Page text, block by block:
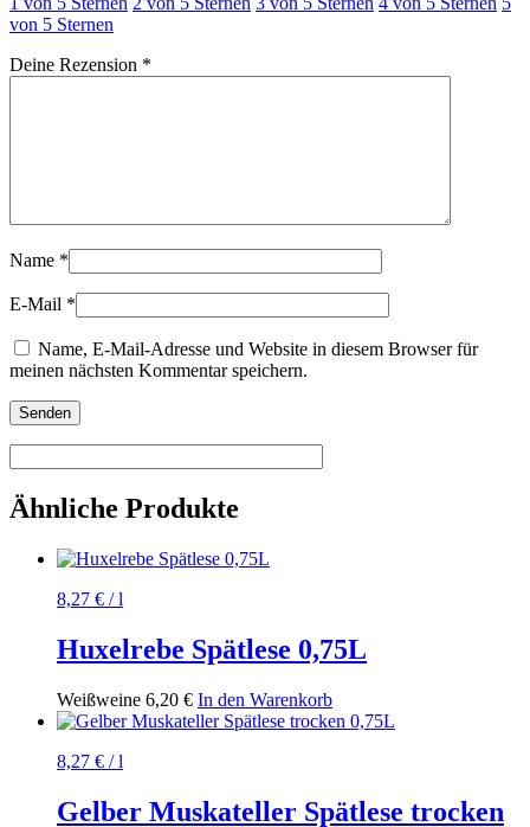
von 5 Sternen
Deine Rezension *
Name *
E-Mail *
Name, E-Mail-Adresse und Website in diesem Browser für
meinen nächsten Kommentar speichern.
Ähnliche Produkte
8,27 € /l
Huxelrebe Spätlese 0,75L
Weißweine 6,20 € In den Warenkorb
8,27 € /l
Gelber Muskateller Spätlese trocken